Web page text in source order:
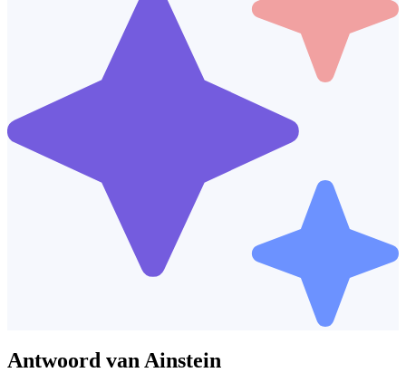
Antwoord van Ainstein